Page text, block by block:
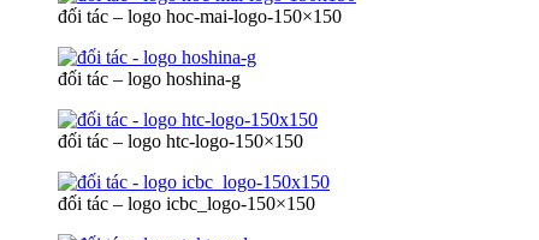
đối tác – logo hoc-mai-logo-150×150
đối tác – logo hoshina-g
đối tác – logo htc-logo-150×150
đối tác – logo icbc_logo-150×150